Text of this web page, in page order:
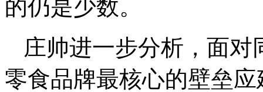
的仍是少数。
庄帅进一步分析，面
零食品牌最核心的壁垒